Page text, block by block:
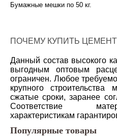
Бумажные мешки по 50 кг.
ПОЧЕМУ КУПИТЬ
Данный состав высокого
выгодным оптовым
ограничен. Любое
крупного
сжатые сроки, заранее
Соответствие
характеристикам
Популярные товары